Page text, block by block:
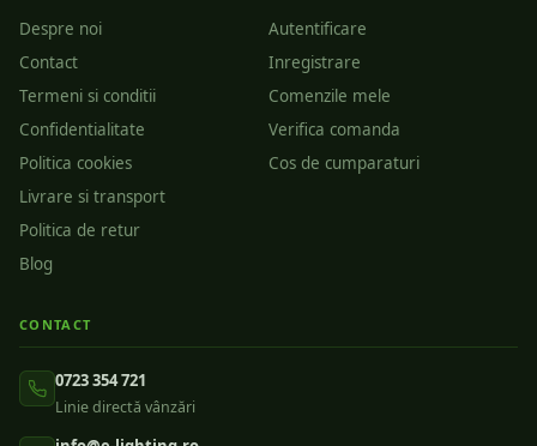
Despre noi
Contact
Termeni si conditii
Confidentialitate
Politica cookies
Livrare si transport
Politica de retur
Blog
Autentificare
Inregistrare
Comenzile mele
Verifica comanda
Cos de cumparaturi
CONTACT
0723 354 721
Linie directă vânzări